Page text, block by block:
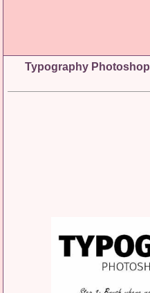
أكشن تأثير تايبوغرافي على الصور Typography Photoshop